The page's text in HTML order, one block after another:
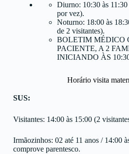
Diurno: 10:30 às 11:30
por vez).
Noturno: 18:00 às
de 2 visitantes).
BOLETIM MÉDICO
PACIENTE, A 2
INICIANDO ÀS
Horário visita
SUS:
Visitantes: 14:00 às 15:00 (2
Irmãozinhos: 02 até 11 anos / 14:00
comprove parentesco.